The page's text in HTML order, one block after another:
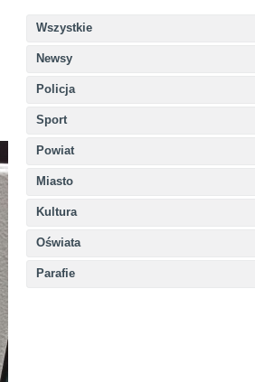
Wszystkie
Newsy
Policja
Sport
Powiat
Miasto
Kultura
Oświata
Parafie